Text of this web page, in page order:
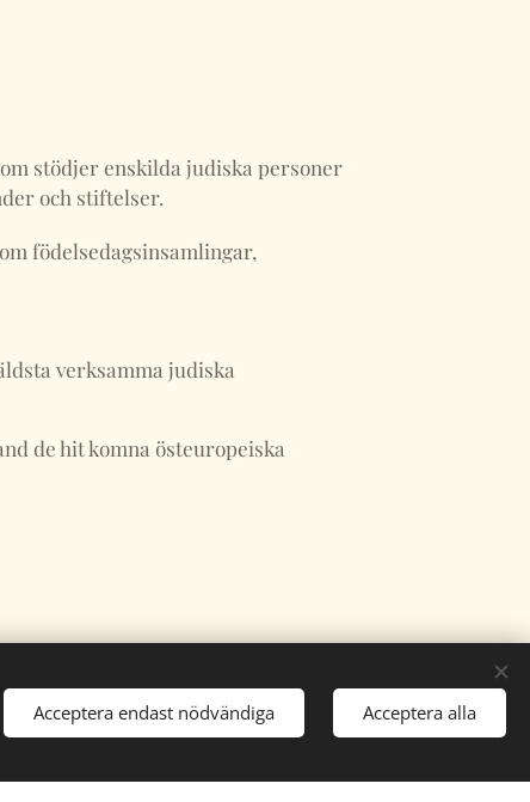
stödjer enskilda judiska personer
och stiftelser.
födelsedagsinsamlingar,
verksamma judiska
de hit komna östeuropeiska
Acceptera endast nödvändiga Acceptera alla